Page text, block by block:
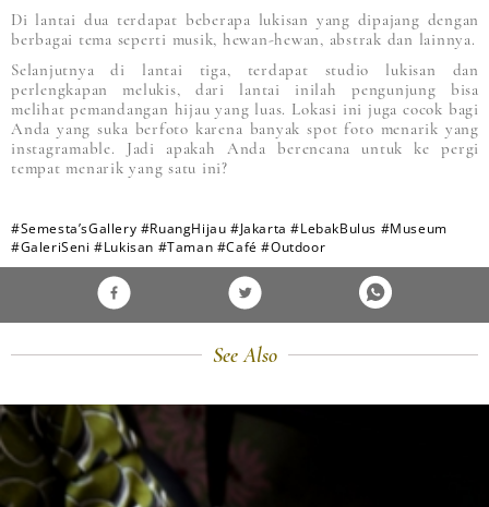
Di lantai dua terdapat beberapa lukisan yang dipajang dengan
berbagai tema seperti musik, hewan-hewan, abstrak dan lainnya.
Selanjutnya di lantai tiga, terdapat studio lukisan dan
perlengkapan melukis, dari lantai inilah pengunjung bisa
melihat pemandangan hijau yang luas. Lokasi ini juga cocok bagi
Anda yang suka berfoto karena banyak spot foto menarik yang
instagramable. Jadi apakah Anda berencana untuk ke pergi
tempat menarik yang satu ini?
#Semesta’sGallery #RuangHijau #Jakarta #LebakBulus #Museum
#GaleriSeni #Lukisan #Taman #Café #Outdoor
See Also